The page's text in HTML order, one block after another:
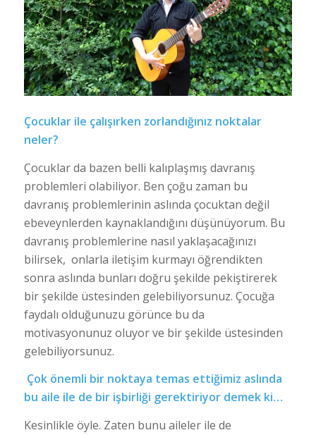
Çocuklar ile çalışırken zorlandığınız noktalar
neler?
Çocuklar da bazen belli kalıplaşmış davranış
problemleri olabiliyor. Ben çoğu zaman bu
davranış problemlerinin aslında çocuktan değil
ebeveynlerden kaynaklandığını düşünüyorum. Bu
davranış problemlerine nasıl yaklaşacağınızı
bilirsek, onlarla iletişim kurmayı öğrendikten
sonra aslında bunları doğru şekilde pekiştirerek
bir şekilde üstesinden gelebiliyorsunuz. Çocuğa
faydalı olduğunuzu görünce bu da
motivasyonunuz oluyor ve bir şekilde üstesinden
gelebiliyorsunuz.
Çok önemli bir noktaya temas ettiğimiz aslında
bu aile ile de bir işbirliği gerektiriyor demek ki…
Kesinlikle öyle. Zaten bunu aileler ile de